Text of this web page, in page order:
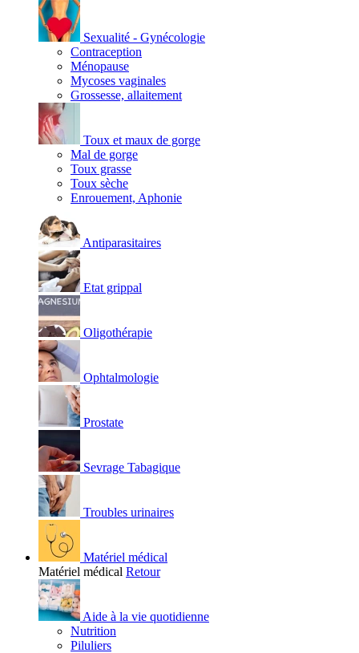
Sexualité - Gynécologie
Contraception
Ménopause
Mycoses vaginales
Grossesse, allaitement
Toux et maux de gorge
Mal de gorge
Toux grasse
Toux sèche
Enrouement, Aphonie
Antiparasitaires
Etat grippal
Oligothérapie
Ophtalmologie
Prostate
Sevrage Tabagique
Troubles urinaires
Matériel médical
Matériel médical Retour
Aide à la vie quotidienne
Nutrition
Piluliers